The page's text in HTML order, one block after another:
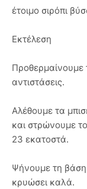
έτοιμο σιρόπι
Εκτέλεση
αντιστάσεις.
Αλέθουμε τα
και στρώνουμε
23 εκατοστά.
Ψήνουμε τη βάση
κρυώσει καλά.